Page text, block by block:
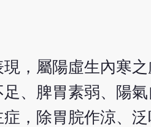
，屬陽虛生內寒
、脾胃素弱、陽
，除胃脘作涼、